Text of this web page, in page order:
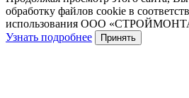
обработку файлов cookie в
использования ООО
Узнать подробнее
Принять